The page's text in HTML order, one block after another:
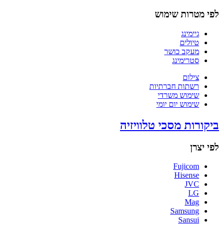
לפי מטרות שימוש
גיימינג
טיולים
מעקב כושר
סטרימינג
צילום
רשתות חברתיות
שימוש משרדי
שימוש יום יומי
ביקורות מסכי טלוויזיה
לפי יצרן
Fujicom
Hisense
JVC
LG
Mag
Samsung
Sansui